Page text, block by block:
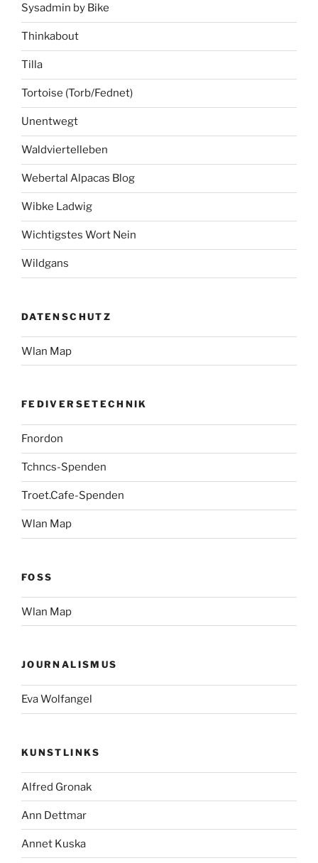
Sysadmin by Bike
Thinkabout
Tilla
Tortoise (Torb/Fednet)
Unentwegt
Waldviertelleben
Webertal Alpacas Blog
Wibke Ladwig
Wichtigstes Wort Nein
Wildgans
DATENSCHUTZ
Wlan Map
FEDIVERSETECHNIK
Fnordon
Tchncs-Spenden
Troet.Cafe-Spenden
Wlan Map
FOSS
Wlan Map
JOURNALISMUS
Eva Wolfangel
KUNSTLINKS
Alfred Gronak
Ann Dettmar
Annet Kuska